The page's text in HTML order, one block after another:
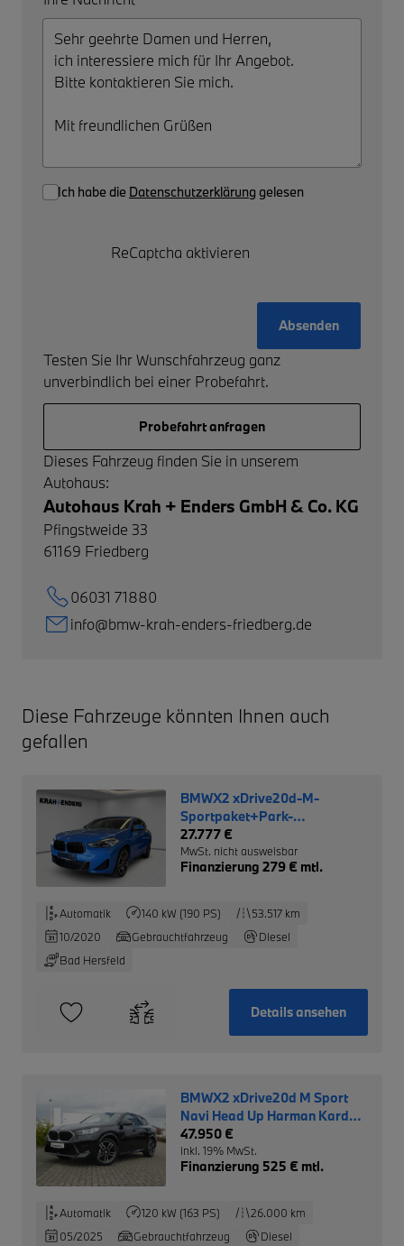
Ich habe die Datenschutzerklärung gelesen
ReCaptcha aktivieren
Absenden
Testen Sie Ihr Wunschfahrzeug ganz
unverbindlich bei einer Probefahrt.
Probefahrt anfragen
Dieses Fahrzeug finden Sie in unserem
Autohaus:
Autohaus Krah + Enders GmbH & Co. KG
Pfingstweide 33
61169 Friedberg
06031 71880
info@bmw-krah-enders-friedberg.de
Diese Fahrzeuge könnten Ihnen auch
gefallen
BMWX2 xDrive20d-M-
Sportpaket+Park-
Assistent+HUD+
27.777 €
MwSt. nicht ausweisbar
Finanzierung 279 € mtl.
Automatik 140 kW (190 PS)
53.517 km
10/2020
Gebrauchtfahrzeug
Diesel
Bad Hersfeld
Details ansehen
BMWX2 xDrive20d M Sport
Navi Head Up Harman Kardon
AHK
47.950 €
inkl. 19% MwSt.
Finanzierung 525 € mtl.
Automatik 120 kW (163 PS)
26.000 km
05/2025
Gebrauchtfahrzeug
Diesel